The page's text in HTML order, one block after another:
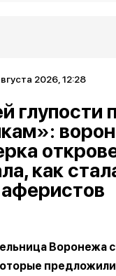
2026, 12:28
глупости
как
Воронежа
предложили